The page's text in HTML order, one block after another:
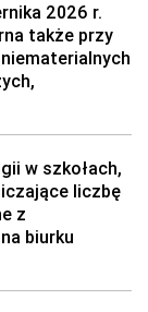
2026 r.
także przy
w szkołach,
liczbę
z
biurku